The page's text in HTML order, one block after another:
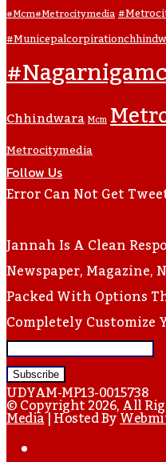
#mcm#metrocitymedia
ChhindwaraMcm
Metrocitymedia
Follow Us
Error Can Not Get
Jannah Is A Clean
Newspaper, Magazine,
Packed With Options
Completely Customize
Enter
Your
Email
Address
UDYAM-MP13-0015738
© Copyright 2026, All
Media| Hosted By